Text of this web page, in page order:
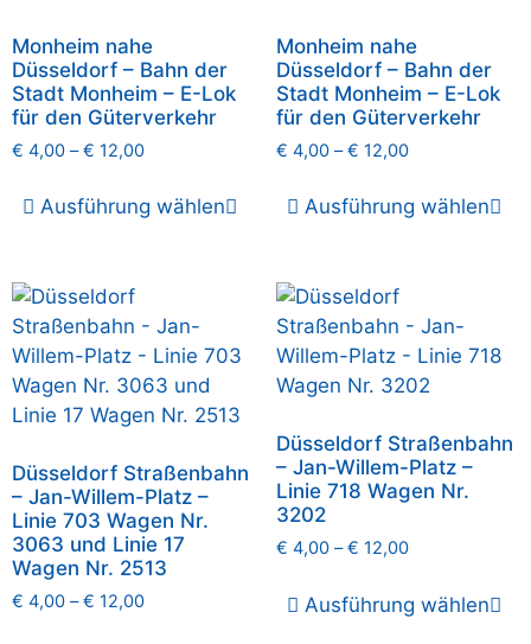
Monheim nahe
Düsseldorf – Bahn der
Stadt Monheim – E-Lok
für den Güterverkehr
€ 4,00 –€ 12,00
Ausführung wählen
Monheim nahe
Düsseldorf – Bahn der
Stadt Monheim – E-Lok
für den Güterverkehr
€ 4,00–€ 12,00
Ausführung wählen
Düsseldorf Straßenbahn
– Jan-Willem-Platz –
Linie 703 Wagen Nr.
3063 und Linie 17
Wagen Nr. 2513
€ 4,00 –€ 12,00
Düsseldorf Straßenbahn
– Jan-Willem-Platz –
Linie 718 Wagen Nr.
3202
€ 4,00–€ 12,00
Ausführung wählen